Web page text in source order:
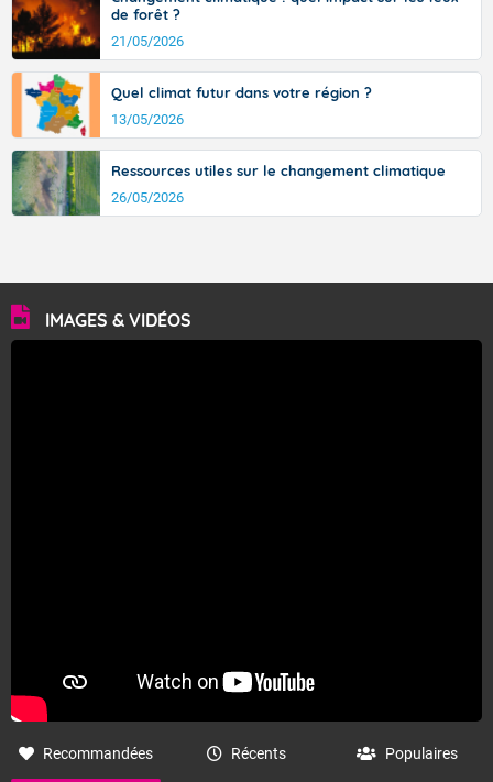
de forêt ?
21/05/2026
Quel climat futur dans votre région ?
13/05/2026
Ressources utiles sur le changement climatique
26/05/2026
IMAGES & VIDÉOS
Recommandées Récents Populaires